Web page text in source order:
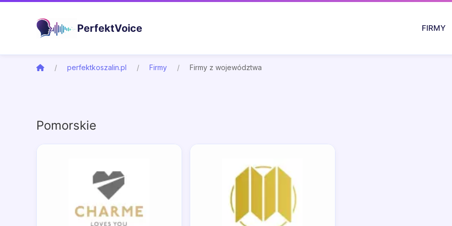
PerfektVoice FIRMY
perfektkoszalin.pl Firmy Firmy z województwa
Pomorskie